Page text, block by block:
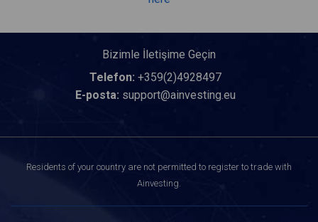
Bizimle İletişime Geçin
Telefon: +359(2)4928497
E-posta: support@ainvesting.eu
Residents of your country are not permitted to register to trade with
Ainvesting.